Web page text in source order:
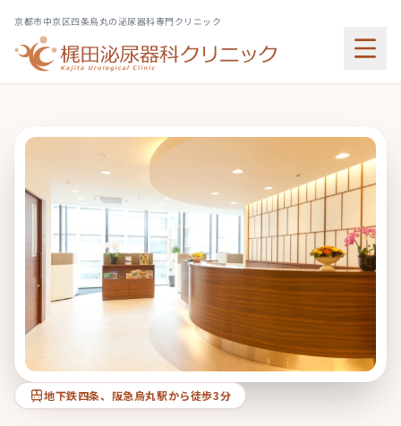
京都市中京区四条烏丸の泌尿器科専門クリニック
地下鉄四条、阪急烏丸駅から徒歩3分